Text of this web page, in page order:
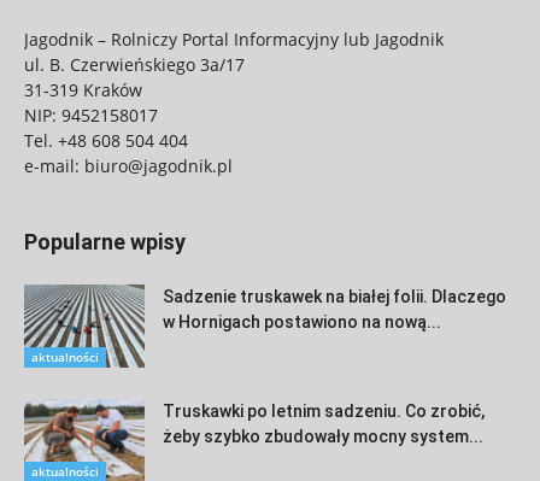
Jagodnik – Rolniczy Portal Informacyjny lub Jagodnik
ul. B. Czerwieńskiego 3a/17
31-319 Kraków
NIP: 9452158017
Tel. +48 608 504 404
e-mail: biuro@jagodnik.pl
Popularne wpisy
aktualności
Sadzenie truskawek na białej folii. Dlaczego
w Hornigach postawiono na nową...
aktualności
Truskawki po letnim sadzeniu. Co zrobić,
żeby szybko zbudowały mocny system...